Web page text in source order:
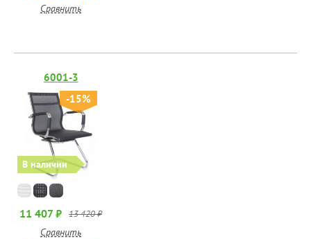
Сравнить
В наличии
-15%
6001-3
11 407 ₽ 13 420 ₽
Сравнить